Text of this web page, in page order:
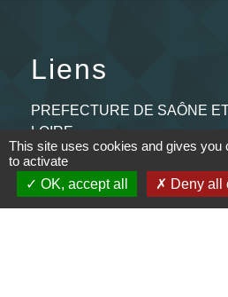
Liens
PREFECTURE DE SAÔNE
LOIRE
RÉGION BOURGOGNE-
FRANCHE-COMTE
This site uses cookies and gives you
to activate
OK, accept all
Deny all